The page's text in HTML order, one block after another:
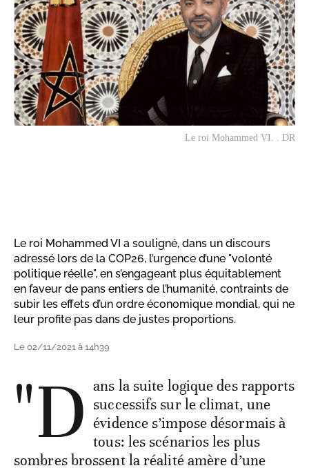
Le roi Mohammed VI. . DR
Le roi Mohammed VI a souligné, dans un discours
adressé lors de la COP26, l’urgence d’une "volonté
politique réelle", en s’engageant plus équitablement
en faveur de pans entiers de l’humanité, contraints de
subir les effets d’un ordre économique mondial, qui ne
leur profite pas dans de justes proportions.
Le 02/11/2021 à 14h39
"D ans la suite logique des rapports
successifs sur le climat, une
évidence s’impose désormais à
tous: les scénarios les plus
sombres brossent la réalité amère d’une